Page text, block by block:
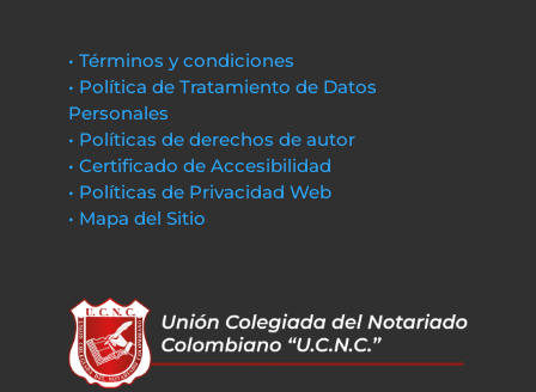
• Términos y condiciones
• Política de Tratamiento de Datos
Personales
• Políticas de derechos de autor
• Certificado de Accesibilidad
• Políticas de Privacidad Web
• Mapa del Sitio